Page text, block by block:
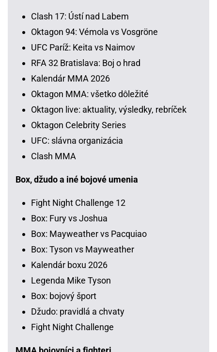
Clash 17: Ústí nad Labem
Oktagon 94: Vémola vs Vosgröne
UFC Paríž: Keita vs Naimov
RFA 32 Bratislava: Boj o hrad
Kalendár MMA 2026
Oktagon MMA: všetko dôležité
Oktagon live: aktuality, výsledky, rebríček
Oktagon Celebrity Series
UFC: slávna organizácia
Clash MMA
Box, džudo a iné bojové umenia
Fight Night Challenge 12
Box: Fury vs Joshua
Box: Mayweather vs Pacquiao
Box: Tyson vs Mayweather
Kalendár boxu 2026
Legenda Mike Tyson
Box: bojový šport
Džudo: pravidlá a chvaty
Fight Night Challenge